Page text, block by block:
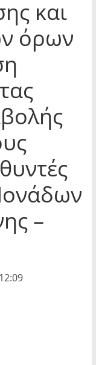
και
όρων
–